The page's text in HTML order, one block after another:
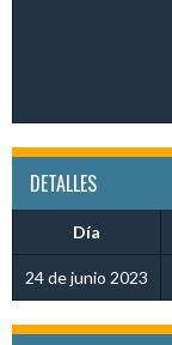
DETALLES
Día
24 de junio 2023